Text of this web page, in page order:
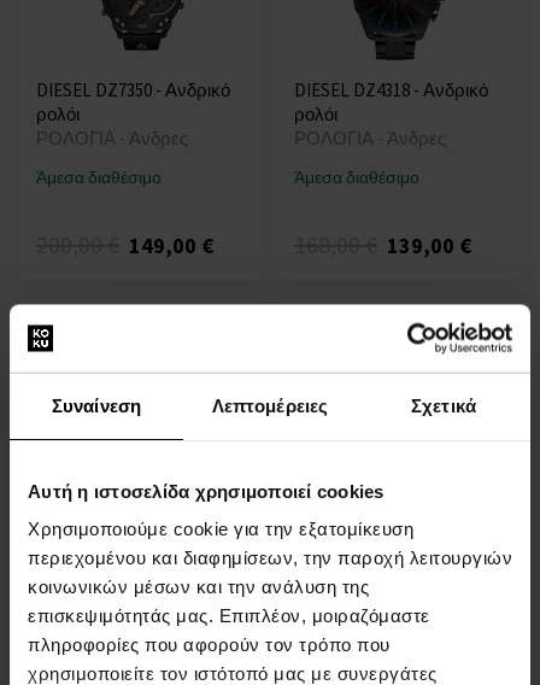
Συναίνεση Λεπτομέρειες Σχετικά
Αυτή η ιστοσελίδα χρησιμοποιεί cookies
Χρησιμοποιούμε cookie για την εξατομίκευση
περιεχομένου και διαφημίσεων, την παροχή λειτουργιών
κοινωνικών μέσων και την ανάλυση της
επισκεψιμότητάς μας. Επιπλέον, μοιραζόμαστε
πληροφορίες που αφορούν τον τρόπο που
χρησιμοποιείτε τον ιστότοπό μας με συνεργάτες
DIESEL DZ7350 - Ανδρικό
ρολόι
ΡΟΛΟΓΙΑ - Άνδρες
Άμεσα διαθέσιμο
149,00 €
DIESEL DZ4318 - Ανδρικό
ρολόι
ΡΟΛΟΓΙΑ - Άνδρες
Άμεσα διαθέσιμο
139,00 €
ρολόι
ΡΟΛΟΓΙΑ - Άνδρες
Άμεσα διαθέσιμο
259,00 €
ρολόι
ΡΟΛΟΓΙΑ - Άνδρες
Άμεσα διαθέσιμο
122,00 €